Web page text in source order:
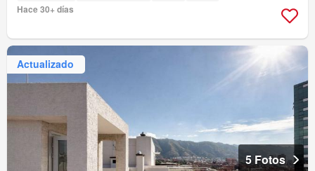
Hace 30+ días
Actualizado
5 Fotos